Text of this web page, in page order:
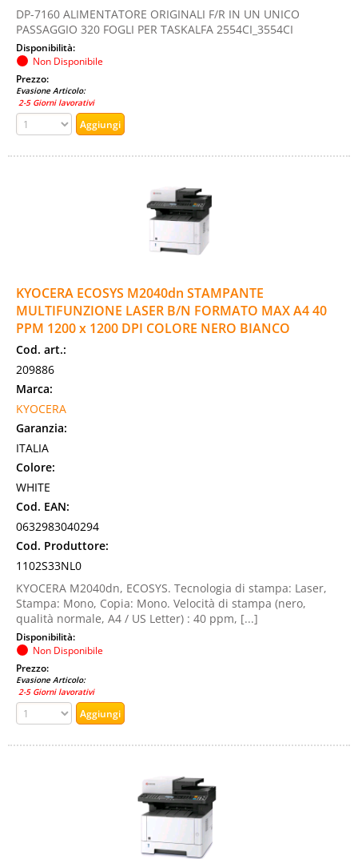
DP-7160 ALIMENTATORE ORIGINALI F/R IN UN UNICO
PASSAGGIO 320 FOGLI PER TASKALFA 2554CI_3554CI
Disponibilità:
Non Disponibile
Prezzo:
Evasione Articolo:
2-5 Giorni lavorativi
KYOCERA ECOSYS M2040dn STAMPANTE
MULTIFUNZIONE LASER B/N FORMATO MAX A4 40
PPM 1200 x 1200 DPI COLORE NERO BIANCO
Cod. art.:
209886
Marca:
KYOCERA
Garanzia:
ITALIA
Colore:
WHITE
Cod. EAN:
0632983040294
Cod. Produttore:
1102S33NL0
KYOCERA M2040dn, ECOSYS. Tecnologia di stampa: Laser,
Stampa: Mono, Copia: Mono. Velocità di stampa (nero,
qualità normale, A4 / US Letter) : 40 ppm, [...]
Disponibilità:
Non Disponibile
Prezzo:
Evasione Articolo:
2-5 Giorni lavorativi